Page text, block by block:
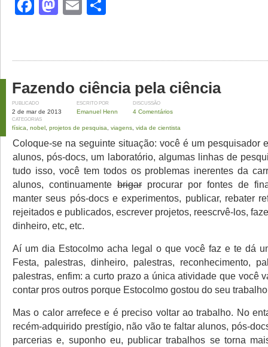
Facebook
Mastodon
Email
Fazendo ciência pela ciência
PUBLICADO
2 de mar de 2013
ESCRITO POR
Emanuel Henn
DISCUSSÃO
4 Comentários
CATEGORIAS
física nobel projetos de pesquisa viagens vida de cientista
Coloque-se na seguinte situação: você é um pesquisador
alunos, pós-docs, um laboratório, algumas linhas de
tudo isso, você tem todos os problemas inerentes da
alunos, continuamente brigar procurar por fontes de
manter seus pós-docs e experimentos, publicar, rebater
rejeitados e publicados, escrever projetos, reescrvê-los,
dinheiro, etc, etc.
Aí um dia Estocolmo acha legal o que você faz e te dá
Festa, palestras, dinheiro, palestras, reconhecimento,
palestras, enfim: a curto prazo a única atividade que você
contar pros outros porque Estocolmo gostou do seu
Mas o calor arrefece e é preciso voltar ao trabalho. No
recém-adquirido prestígio, não vão te faltar alunos, pós-
parcerias e, suponho eu, publicar trabalhos se torna